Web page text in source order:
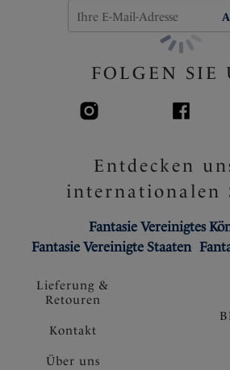
Lieferung &
Retouren
Kontakt
Über uns
FOLGEN SIE
Entdecken
internationalen
Fantasie Vereinigtes
Fantasie Vereinigte Staaten